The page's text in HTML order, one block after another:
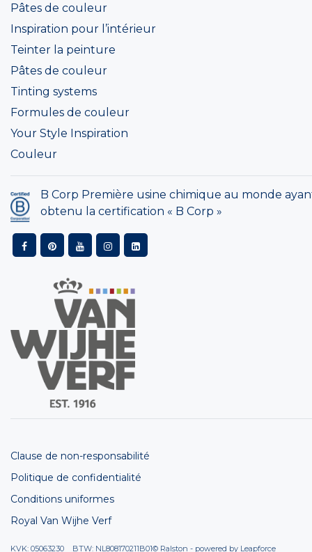
Pâtes de couleur
Inspiration pour l’intérieur
Teinter la peinture
Pâtes de couleur
Tinting systems
Formules de couleur
Your Style Inspiration
Couleur
B Corp Première usine chimique au monde
obtenu la certification « B Corp »
Clause de non-responsabilité
Politique de confidentialité
Conditions uniformes
Royal Van Wijhe Verf
KVK: 05063230 BTW: NL808170211B01© Ralston - powered by Leapforce